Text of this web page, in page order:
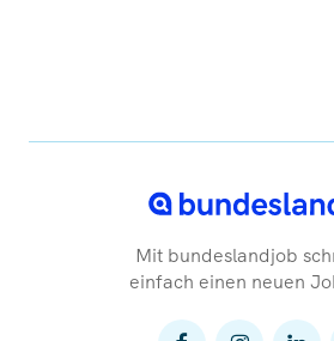
Mit bundeslandjob
einfach einen neuen